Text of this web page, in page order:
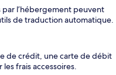
l’hébergement peuvent
de traduction automatique.
de crédit, une carte de débit
frais accessoires.